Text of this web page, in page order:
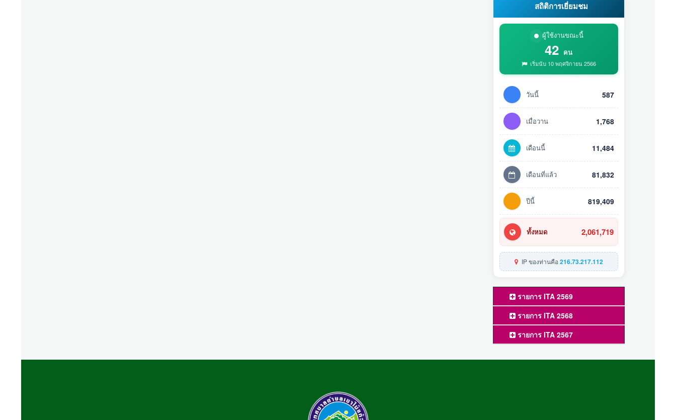
สถิติการเยี่ยมชม
ผู้ใช้งานขณะนี้
42 คน
เริ่มนับ 10 พฤศจิกายน 2566
วันนี้ 587
เมื่อวาน 1,768
เดือนนี้ 11,484
เดือนที่แล้ว 81,832
ปีนี้ 819,409
ทั้งหมด 2,061,719
IP ของท่านคือ216.73.217.112
รายการ ITA 2569
รายการ ITA 2568
รายการ ITA 2567